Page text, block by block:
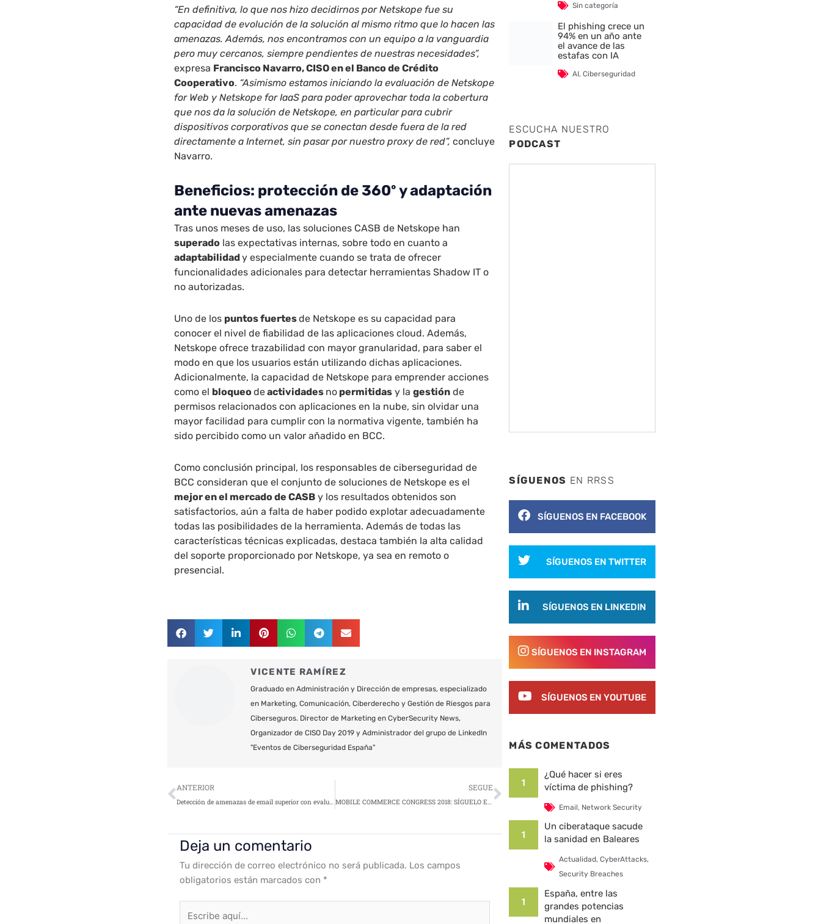
“En definitiva, lo que nos hizo decidirnos por Netskope fue su
capacidad de evolución de la solución al mismo ritmo que lo hacen las
amenazas. Además, nos encontramos con un equipo a la vanguardia
pero muy cercanos, siempre pendientes de nuestras necesidades”,
expresa Francisco Navarro, CISO en el Banco de Crédito
Cooperativo. “Asimismo estamos iniciando la evaluación de Netskope
for Web y Netskope for IaaS para poder aprovechar toda la cobertura
que nos da la solución de Netskope, en particular para cubrir
dispositivos corporativos que se conectan desde fuera de la red
directamente a Internet, sin pasar por nuestro proxy de red”,concluye
Navarro.
Beneficios: protección de 360º y adaptación
ante nuevas amenazas
Tras unos meses de uso, las soluciones CASB de Netskope han
superado las expectativas internas, sobre todo en cuanto a
adaptabilidady especialmente cuando se trata de ofrecer
funcionalidades adicionales para detectar herramientas Shadow IT o
no autorizadas.
Uno de los puntos fuertesde Netskope es su capacidad para
conocer el nivel de fiabilidad de las aplicaciones cloud. Además,
Netskope ofrece trazabilidad con mayor granularidad, para saber el
modo en que los usuarios están utilizando dichas aplicaciones.
Adicionalmente, la capacidad de Netskope para emprender acciones
como el bloqueodeactividades no permitidas y lagestión de
permisos relacionados con aplicaciones en la nube, sin olvidar una
mayor facilidad para cumplir con la normativa vigente, también ha
sido percibido como un valor añadido en BCC.
Como conclusión principal, los responsables de ciberseguridad de
BCC consideran que el conjunto de soluciones de Netskope es el
mejor en el mercado de CASB y los resultados obtenidos son
satisfactorios, aún a falta de haber podido explotar adecuadamente
todas las posibilidades de la herramienta. Además de todas las
características técnicas explicadas, destaca también la alta calidad
del soporte proporcionado por Netskope, ya sea en remoto o
presencial.
VICENTE RAMÍREZ
Graduado en Administración y Dirección de empresas, especializado
en Marketing, Comunicación, Ciberderecho y Gestión de Riesgos para
Ciberseguros. Director de Marketing en CyberSecurity News,
Organizador de CISO Day 2019 y Administrador del grupo de LinkedIn
"Eventos de Ciberseguridad España"
Ant
ANTERIOR
Detección de amenazas de email superior con evaluaciones de correo en la nube sin coste
SEGUE
MOBILE COMMERCE CONGRESS 2018: SÍGUELO EN DIRECTO
Siguiente
Deja un comentario
Tu dirección de correo electrónico no será publicada. Los campos
obligatorios están marcados con *
Sin categoría
El phishing crece un
94% en un año ante
el avance de las
estafas con IA
AI,Ciberseguridad
ESCUCHA NUESTRO
PODCAST
SÍGUENOS EN RRSS
SÍGUENOS EN FACEBOOK
SÍGUENOS EN TWITTER
SÍGUENOS EN LINKEDIN
SÍGUENOS EN INSTAGRAM
SÍGUENOS EN YOUTUBE
MÁS COMENTADOS
1
¿Qué hacer si eres
víctima de phishing?
Email, Network Security
1
Un ciberataque sacude
la sanidad en Baleares
Actualidad, CyberAttacks,
Security Breaches
1
España, entre las
grandes potencias
mundiales en